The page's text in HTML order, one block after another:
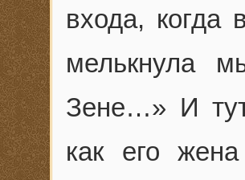
входа, когда
мелькнула
Зене…» И
как его